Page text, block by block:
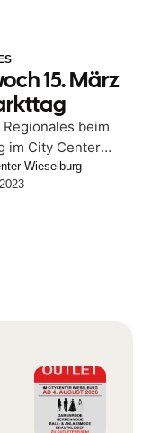
15. März
Regionales beim
im City Center
Jeden 1. & 3.
im Monat
Wieselburg